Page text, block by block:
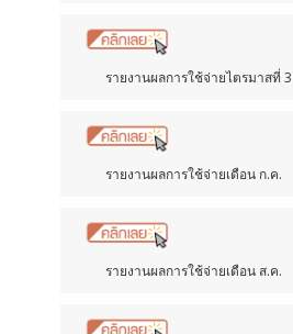
รายงานผลการใช้จ่ายไตรมาสที่ 3
รายงานผลการใช้จ่ายเดือน ก.ค.
รายงานผลการใช้จ่ายเดือน ส.ค.